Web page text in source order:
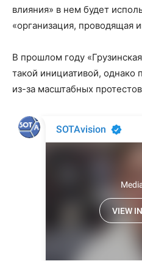
влияния» в нем будет
«организация, проводящая
В прошлом году
такой инициативой, однако
из-за масштабных